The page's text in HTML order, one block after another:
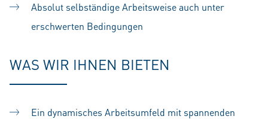
Absolut selbständige Arbeitsweise auch unter
erschwerten Bedingungen
WAS WIR IHNEN BIETEN
Ein dynamisches Arbeitsumfeld mit spannenden